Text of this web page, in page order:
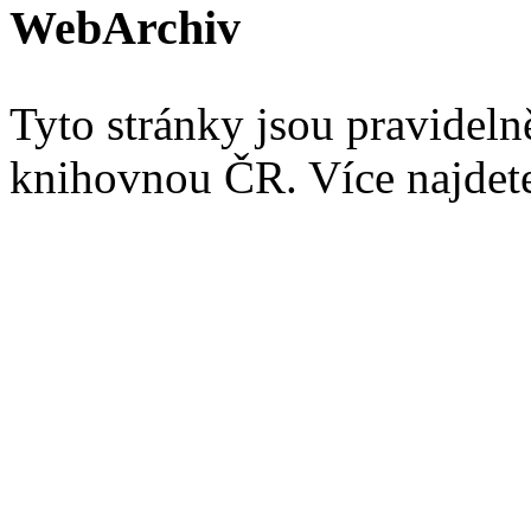
WebArchiv
Tyto stránky jsou
knihovnou ČR. Více